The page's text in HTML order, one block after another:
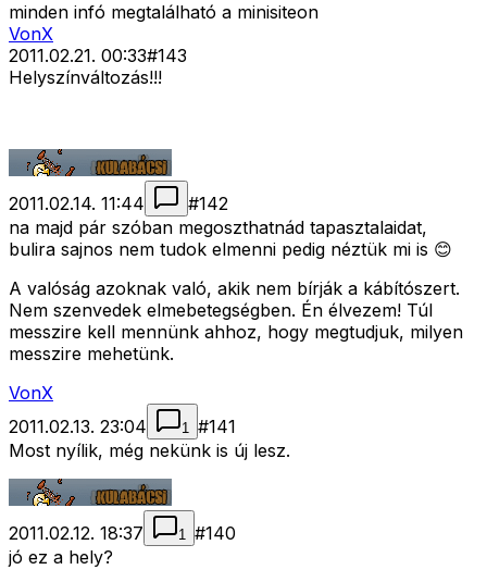
minden infó megtalálható a minisiteon
VonX
2011.02.21. 00:33#143
Helyszínváltozás!!!
2011.02.14. 11:44 #142
na majd pár szóban megoszthatnád tapasztalaidat,
bulira sajnos nem tudok elmenni pedig néztük mi is 😊
A valóság azoknak való, akik nem bírják a kábítószert.
Nem szenvedek elmebetegségben. Én élvezem! Túl
messzire kell mennünk ahhoz, hogy megtudjuk, milyen
messzire mehetünk.
VonX
2011.02.13. 23:04
1 #141
Most nyílik, még nekünk is új lesz.
2011.02.12. 18:37 1 #140
jó ez a hely?